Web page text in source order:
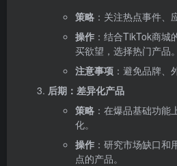
策略 ：关注热点事件、
操作 ：结合TikTok商城
买欲望，选择热门产品。
注意事项 ：避免品牌、
后期：差异化产品
策略 ：在爆品基础功
化。
操作 ：研究市场缺口
点的产品。